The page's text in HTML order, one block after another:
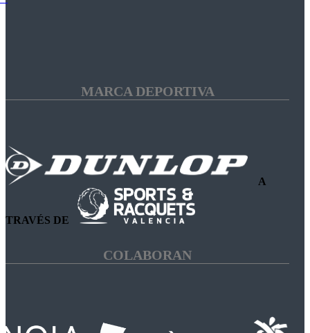
MARCA DEPORTIVA
A
TRAVÉS DE
COLABORAN